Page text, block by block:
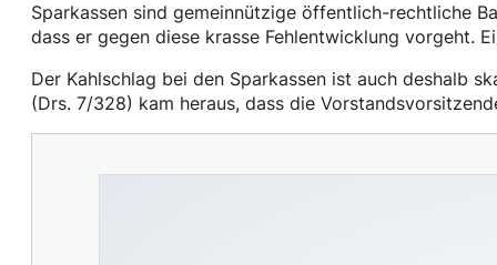
Sparkassen sind gemeinnützige öffentlich-rechtliche
dass er gegen diese krasse Fehlentwicklung vorgeht.
Der Kahlschlag bei den Sparkassen ist auch deshalb
(Drs. 7/328) kam heraus, dass die